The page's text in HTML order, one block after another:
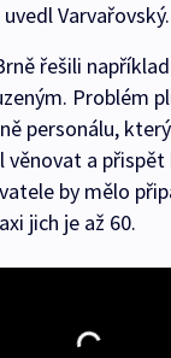
Varvařovský.
řešili
Problém
personálu,
a přispět
by mělo
jich je až 60.